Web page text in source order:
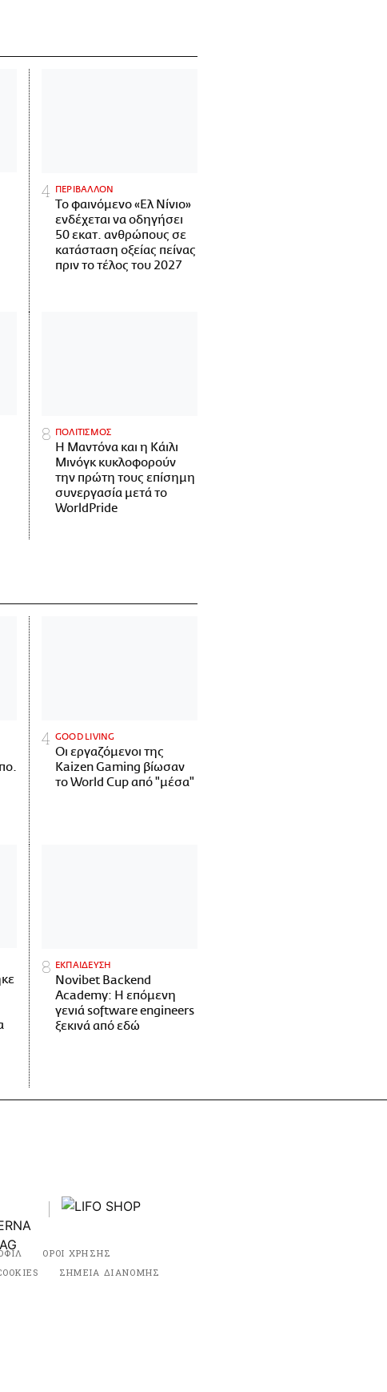
ΠΕΡΙΒΑΛΛΟΝ
Το φαινόμενο «Ελ Νίνιο»
ενδέχεται να οδηγήσει
50 εκατ. ανθρώπους σε
κατάσταση οξείας πείνας
πριν το τέλος του 2027
ΠΟΛΙΤΙΣΜΟΣ
Η Μαντόνα και η Κάιλι
Μινόγκ κυκλοφορούν
την πρώτη τους επίσημη
συνεργασία μετά το
WorldPride
GOOD LIVING
Οι εργαζόμενοι της
Kaizen Gaming βίωσαν
το World Cup από "μέσα"
ΕΚΠΑΙΔΕΥΣΗ
Novibet Backend
Academy: Η επόμενη
γενιά software engineers
ξεκινά από εδώ
ΟΡΟΙ ΧΡΗΣΗΣ
ΣΗΜΕΙΑ ΔΙΑΝΟΜΗΣ